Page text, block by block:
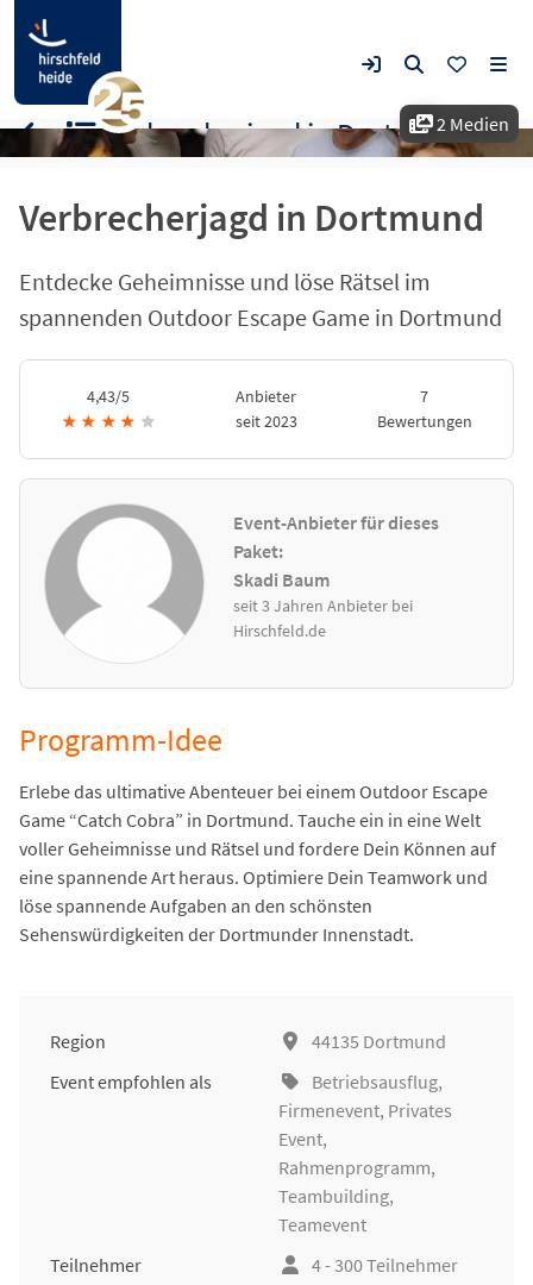
2 Medien
Verbrecherjagd in Dortmund
Entdecke Geheimnisse und löse Rätsel im
spannenden Outdoor Escape Game in Dortmund
4,43/5
★ ★ ★ ★ ★
Anbieter
seit 2023
7
Bewertungen
Event-Anbieter für dieses
Paket:
Skadi Baum
seit 3 Jahren Anbieter bei
Hirschfeld.de
Verbrecherjagd in Dortmund
Programm-Idee
Erlebe das ultimative Abenteuer bei einem Outdoor Escape
Game “Catch Cobra” in Dortmund. Tauche ein in eine Welt
voller Geheimnisse und Rätsel und fordere Dein Können auf
eine spannende Art heraus. Optimiere Dein Teamwork und
löse spannende Aufgaben an den schönsten
Sehenswürdigkeiten der Dortmunder Innenstadt.
Region
44135 Dortmund
Event empfohlen als
Betriebsausflug,
Firmenevent, Privates
Event,
Rahmenprogramm,
Teambuilding,
Teamevent
Teilnehmer
4 - 300 Teilnehmer